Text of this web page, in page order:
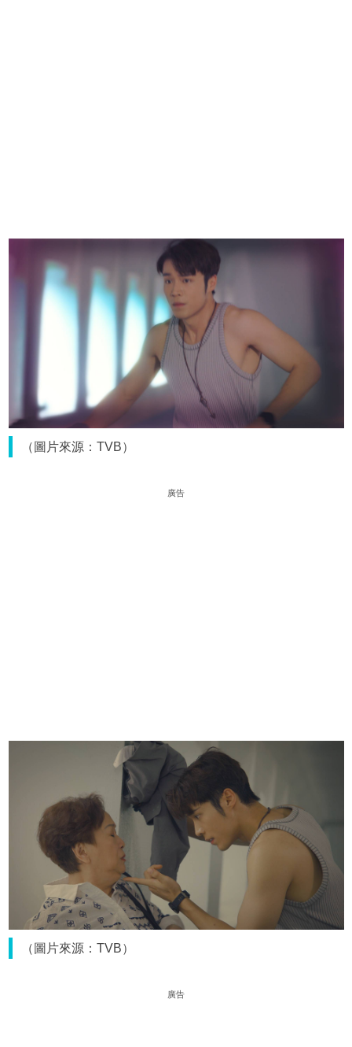
（圖片來源：TVB）
廣告
（圖片來源：TVB）
廣告